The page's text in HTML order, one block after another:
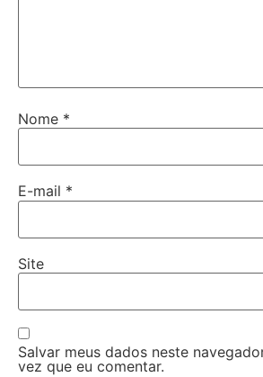
Nome *
E-mail *
Site
Salvar meus dados neste
vez que eu comentar.